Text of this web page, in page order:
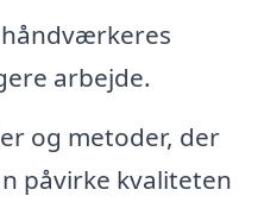
arbejde.
og metoder, der
påvirke kvaliteten